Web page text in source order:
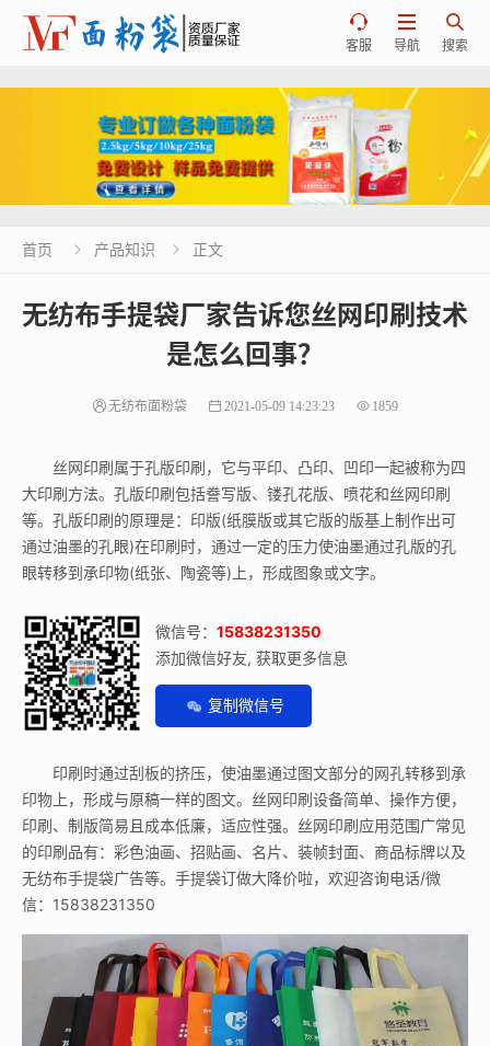

搜索

导航

客服
首页  产品知识  正文
无纺布手提袋厂家告诉您丝网印刷技术
是怎么回事？
无纺布面粉袋 2021-05-09 14:23:23 1859
丝网印刷属于孔版印刷，它与平印、凸印、凹印一起被称为四
大印刷方法。孔版印刷包括誊写版、镂孔花版、喷花和丝网印刷
等。孔版印刷的原理是：印版(纸膜版或其它版的版基上制作出可
通过油墨的孔眼)在印刷时，通过一定的压力使油墨通过孔版的孔
眼转移到承印物(纸张、陶瓷等)上，形成图象或文字。
微信号： 15838231350
添加微信好友, 获取更多信息
复制微信号
印刷时通过刮板的挤压，使油墨通过图文部分的网孔转移到承
印物上，形成与原稿一样的图文。丝网印刷设备简单、操作方便，
印刷、制版简易且成本低廉，适应性强。丝网印刷应用范围广常见
的印刷品有：彩色油画、招贴画、名片、装帧封面、商品标牌以及
无纺布手提袋广告等。手提袋订做大降价啦，欢迎咨询电话/微
信：15838231350